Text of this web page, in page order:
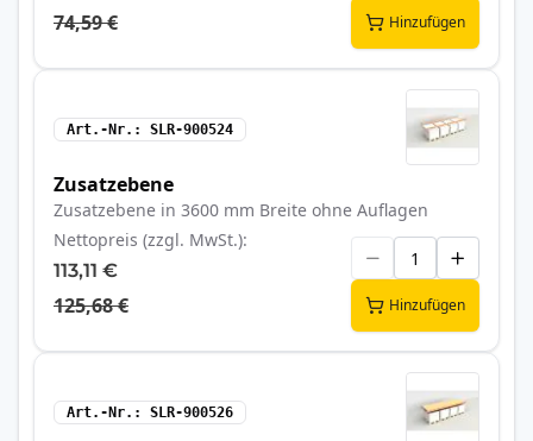
74,59 € Hinzufügen
Art.-Nr. SLR-900524
Zusatzebene
Zusatzebene in 3600 mm Breite ohne Auflagen
Nettopreis (zzgl. MwSt.)
113,11 €
125,68 € Hinzufügen
Art.-Nr. SLR-900526